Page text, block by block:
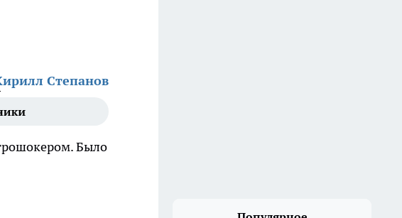
Степанов
Было